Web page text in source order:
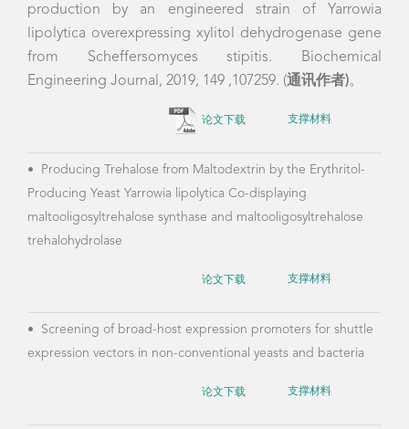
production by an engineered strain of Yarrowia
lipolytica overexpressing xylitol dehydrogenase gene
from Scheffersomyces stipitis. Biochemical
Engineering Journal, 2019, 149 ,107259. (通讯作者)。
论文下载 支撑材料
•
Producing Trehalose from Maltodextrin by the Erythritol-
Producing Yeast Yarrowia lipolytica Co-displaying
maltooligosyltrehalose synthase and maltooligosyltrehalose
trehalohydrolase
论文下载 支撑材料
• Screening of broad-host expression promoters for shuttle
expression vectors in non-conventional yeasts and bacteria
论文下载 支撑材料